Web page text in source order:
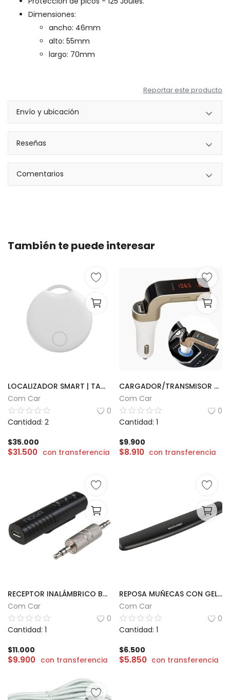
Dimensiones:
ancho: 46mm
alto: 55mm
largo: 70mm
Reportar este producto
Envío y ubicación
Reseñas
Comentarios
También te puede interesar
LOCALIZADOR SMART | TAG 09
Com Car
0
Cantidad: 2
$35.000
$31.500 con transferencia
CARGADOR/TRANSMISOR PARA AUTO BT | CAR G7
Com Car
0
Cantidad: 1
$9.900
$8.910 con transferencia
RECEPTOR INALÁMBRICO BT NOGA B09
Com Car
0
Cantidad: 1
$11.000
$9.900 con transferencia
REPOSA MUÑECAS CON GEL | MULTILASER
Com Car
0
Cantidad: 1
$6.500
$5.850 con transferencia